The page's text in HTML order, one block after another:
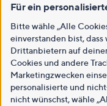
Für ein
Bitte wähle „Alle
einverstanden bist,
Drittanbietern auf
Cookies und andere
Marketingzwecken
personalisierte und
nicht wünschst, wähle